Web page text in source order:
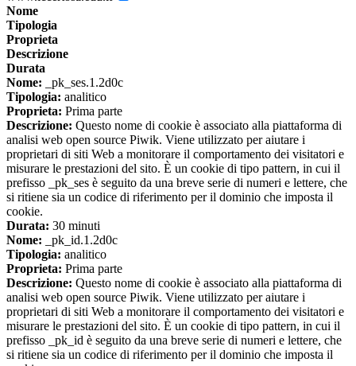
Nome
Tipologia
Proprieta
Descrizione
Durata
Nome: _pk_ses.1.2d0c
Tipologia: analitico
Proprieta: Prima parte
Descrizione: Questo nome di cookie è associato alla piattaforma di
analisi web open source Piwik. Viene utilizzato per aiutare i
proprietari di siti Web a monitorare il comportamento dei visitatori e
misurare le prestazioni del sito. È un cookie di tipo pattern, in cui il
prefisso _pk_ses è seguito da una breve serie di numeri e lettere, che
si ritiene sia un codice di riferimento per il dominio che imposta il
cookie.
Durata: 30 minuti
Nome: _pk_id.1.2d0c
Tipologia: analitico
Proprieta: Prima parte
Descrizione: Questo nome di cookie è associato alla piattaforma di
analisi web open source Piwik. Viene utilizzato per aiutare i
proprietari di siti Web a monitorare il comportamento dei visitatori e
misurare le prestazioni del sito. È un cookie di tipo pattern, in cui il
prefisso _pk_id è seguito da una breve serie di numeri e lettere, che
si ritiene sia un codice di riferimento per il dominio che imposta il